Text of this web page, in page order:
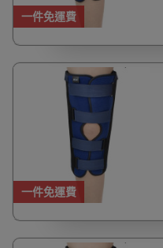
一件免運費
一件免運費